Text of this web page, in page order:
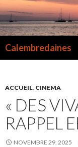
Calembredaines
ACCUEIL, CINEMA
« DES
RAPPEL
NOVEMBRE 29, 2025